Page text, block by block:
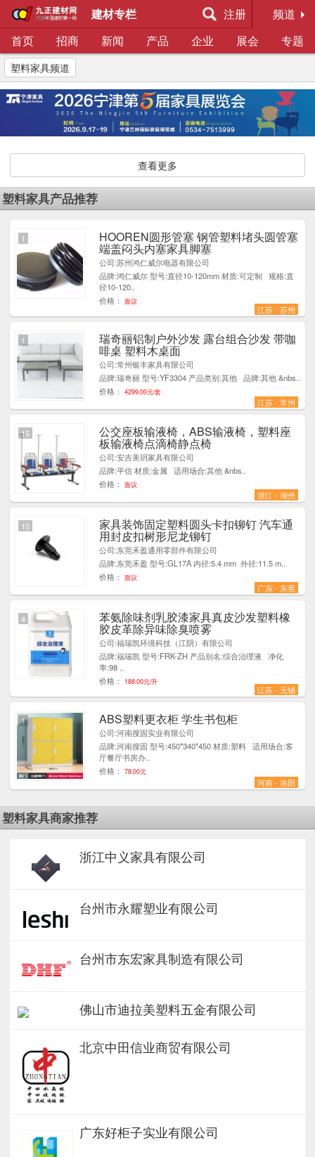
建材专栏 注册
频道
首页
招商 新闻 产品 企业 展会 专题
塑料家具频道
查看更多
塑料家具产品推荐
HOOREN圆形管塞 钢管塑料堵头圆管塞
端盖闷头内塞家具脚塞
公司:苏州鸿仁威尔电器有限公司
品牌:鸿仁威尔 型号:直径10-120mm 材质:可定制 规格:直
径10-120..
价格：
面议
江苏 - 苏州
1
瑞奇丽铝制户外沙发 露台组合沙发 带咖
啡桌 塑料木桌面
公司:常州银丰家具有限公司
品牌:瑞奇丽 型号:YF3304 产品类别:其他 品牌:其他 &nbs..
价格：
4299.00元/套
江苏 - 常州
1
公交座板输液椅，ABS输液椅，塑料座
板输液椅点滴椅静点椅
公司:安吉美玥家具有限公司
品牌:平信 材质:金属 适用场合:其他 &nbs..
价格：
面议
浙江 - 湖州
15
家具装饰固定塑料圆头卡扣铆钉 汽车通
用封皮扣树形尼龙铆钉
公司:东莞禾盈通用零部件有限公司
品牌:东莞禾盈 型号:GL17A 内径:5.4 mm 外径:11.5 m..
价格：
面议
广东 - 东莞
10
苯氨除味剂乳胶漆家具真皮沙发塑料橡
胶皮革除异味除臭喷雾
公司:福瑞凯环境科技（江阴）有限公司
品牌:福瑞凯 型号:FRK-ZH 产品别名:综合治理液 净化
率:98 ..
价格：
188.00元/升
江苏 - 无锡
4
ABS塑料更衣柜 学生书包柜
公司:河南搜固实业有限公司
品牌:河南搜固 型号:450*340*450 材质:塑料 适用场合:客
厅餐厅书房办..
价格：
78.00元
河南 - 洛阳
1
塑料家具商家推荐
浙江中义家具有限公司
台州市永耀塑业有限公司
台州市东宏家具制造有限公司
佛山市迪拉美塑料五金有限公司
北京中田信业商贸有限公司
广东好柜子实业有限公司